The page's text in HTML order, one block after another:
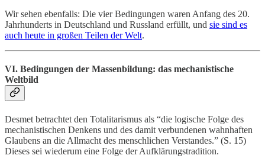
Wir sehen ebenfalls: Die vier Bedingungen waren Anfang des 20.
Jahrhunderts in Deutschland und Russland erfüllt, und sie sind es
auch heute in großen Teilen der Welt.
VI. Bedingungen der Massenbildung: das mechanistische
Weltbild
Desmet betrachtet den Totalitarismus als “die logische Folge des
mechanistischen Denkens und des damit verbundenen wahnhaften
Glaubens an die Allmacht des menschlichen Verstandes.” (S. 15)
Dieses sei wiederum eine Folge der Aufklärungstradition.